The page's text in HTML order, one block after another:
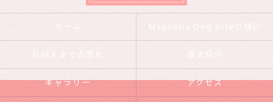
ホーム Magnolia Dog Siteの想い
お迎えまでの流れ 成犬紹介
ギャラリー アクセス